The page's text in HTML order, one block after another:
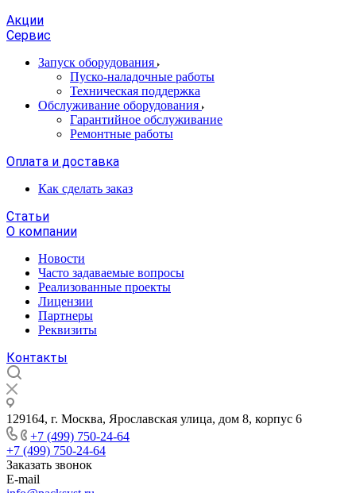
Акции
Сервис
Запуск оборудования
Пуско-наладочные работы
Техническая поддержка
Обслуживание оборудования
Гарантийное обслуживание
Ремонтные работы
Оплата и доставка
Как сделать заказ
Статьи
О компании
Новости
Часто задаваемые вопросы
Реализованные проекты
Лицензии
Партнеры
Реквизиты
Контакты
129164, г. Москва, Ярославская улица, дом 8, корпус 6
+7 (499) 750-24-64
+7 (499) 750-24-64
Заказать звонок
E-mail